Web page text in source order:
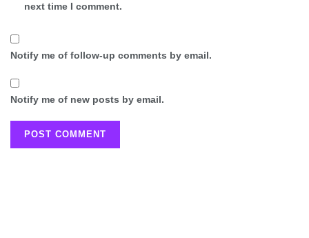
next time I comment.
Notify me of follow-up comments by email.
Notify me of new posts by email.